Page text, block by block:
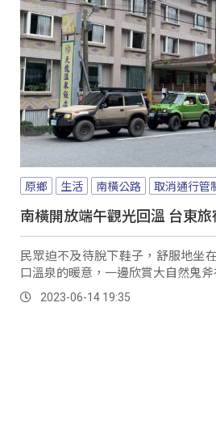
原鄉 生活 南橫公路 取消通行管
南橫開放端午觀光回溫 台東
民眾迫不及待脫下鞋子，舒服地坐
口溫泉的暖意，一邊欣賞大自然鬼斧
2023-06-14 19:35